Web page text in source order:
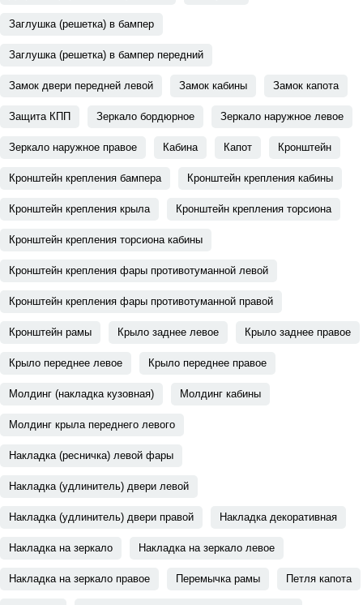
Заглушка (решетка) в бампер
Заглушка (решетка) в бампер передний
Замок двери передней левой Замок кабины Замок капота
Защита КПП Зеркало бордюрное Зеркало наружное левое
Зеркало наружное правое Кабина Капот Кронштейн
Кронштейн крепления бампера Кронштейн крепления кабины
Кронштейн крепления крыла Кронштейн крепления торсиона
Кронштейн крепления торсиона кабины
Кронштейн крепления фары противотуманной левой
Кронштейн крепления фары противотуманной правой
Кронштейн рамы Крыло заднее левое Крыло заднее правое
Крыло переднее левое Крыло переднее правое
Молдинг (накладка кузовная) Молдинг кабины
Молдинг крыла переднего левого
Накладка (ресничка) левой фары
Накладка (удлинитель) двери левой
Накладка (удлинитель) двери правой Накладка декоративная
Накладка на зеркало Накладка на зеркало левое
Накладка на зеркало правое Перемычка рамы Петля капота